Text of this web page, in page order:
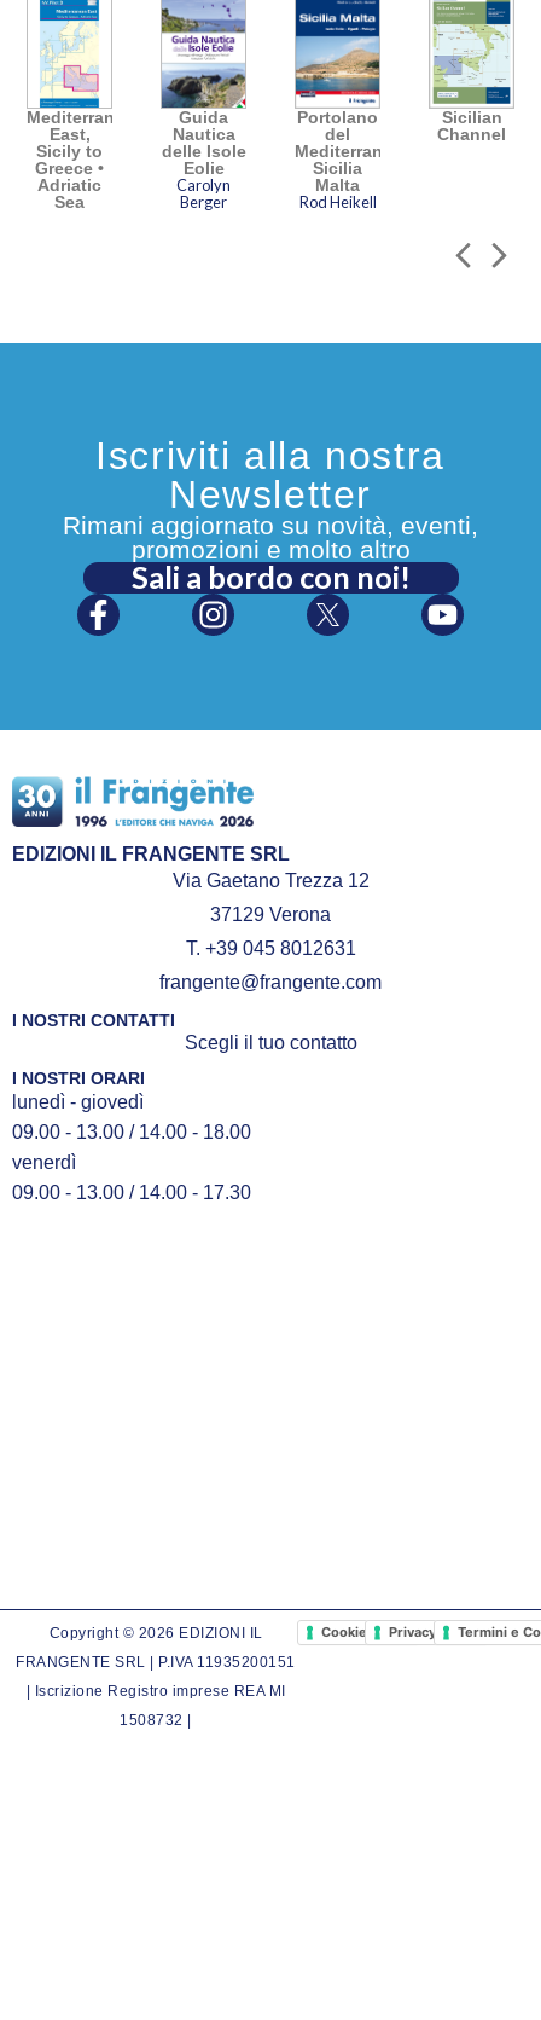
Mediterranean
East,
Sicily to
Greece •
Adriatic
Sea
Guida
Nautica
delle Isole
Eolie
Carolyn
Berger
Portolano
del
Mediterraneo
Sicilia
Malta
Rod Heikell
Sicilian
Channel
Iscriviti alla nostra
Newsletter
Rimani aggiornato su novità, eventi,
promozioni e molto altro
Sali a bordo con noi!
EDIZIONI IL FRANGENTE SRL
Via Gaetano Trezza 12
37129 Verona
T. +39 045 8012631
frangente@frangente.com
I NOSTRI CONTATTI
Scegli il tuo contatto
I NOSTRI ORARI
lunedì - giovedì
09.00 - 13.00 / 14.00 - 18.00
venerdì
09.00 - 13.00 / 14.00 - 17.30
Copyright © 2026 EDIZIONI IL
FRANGENTE SRL | P.IVA 11935200151
| Iscrizione Registro imprese REA MI
1508732 |
Cookie PolicyPrivacy PolicyTermini e